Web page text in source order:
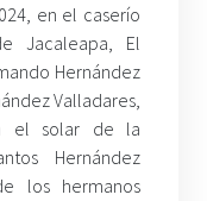
en el caserío
Jacaleapa, El
Hernández
Valladares,
el solar de la
Hernández
los hermanos